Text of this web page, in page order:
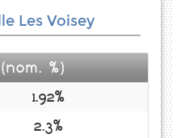
Les Voisey
%)
1.92%
2.3%